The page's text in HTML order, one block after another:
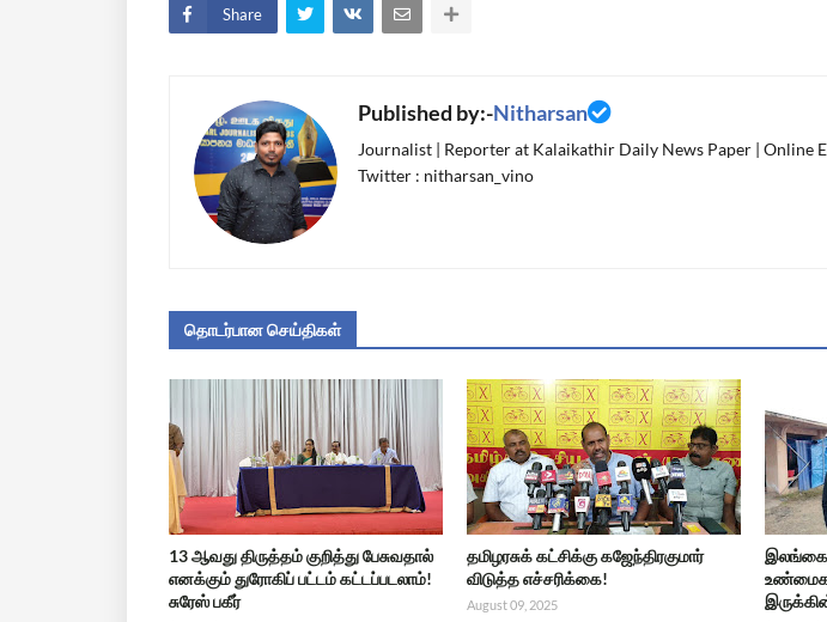
Share
Published by:-Nitharsan
Journalist | Reporter at Kalaikathir Daily News Paper | Online
Twitter : nitharsan_vino
தொடர்பான செய்திகள்
13 ஆவது திருத்தம் குறித்து பேசுவதால்
எனக்கும் துரோகிப் பட்டம் கட்டப்படலாம்!
சுரேஸ் பகீர்
தமிழரசுக் கட்சிக்கு கஜேந்திரகுமார்
விடுத்த எச்சரிக்கை!
August 09, 2025